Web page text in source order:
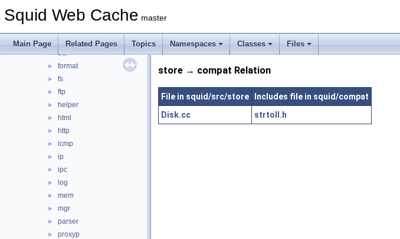
Squid Web Cache master
Main Page Related Pages Topics Namespaces Classes Files
► DiskIO
error
► eui
► format
► fs
► ftp
► helper
► html
► http
► icmp
► ip
► ipc
► log
► mem
► mgr
► parser
► proxyp
store → compat Relation
File in squid/src/store
Includes file in squid/compat
Disk.cc
strtoll.h